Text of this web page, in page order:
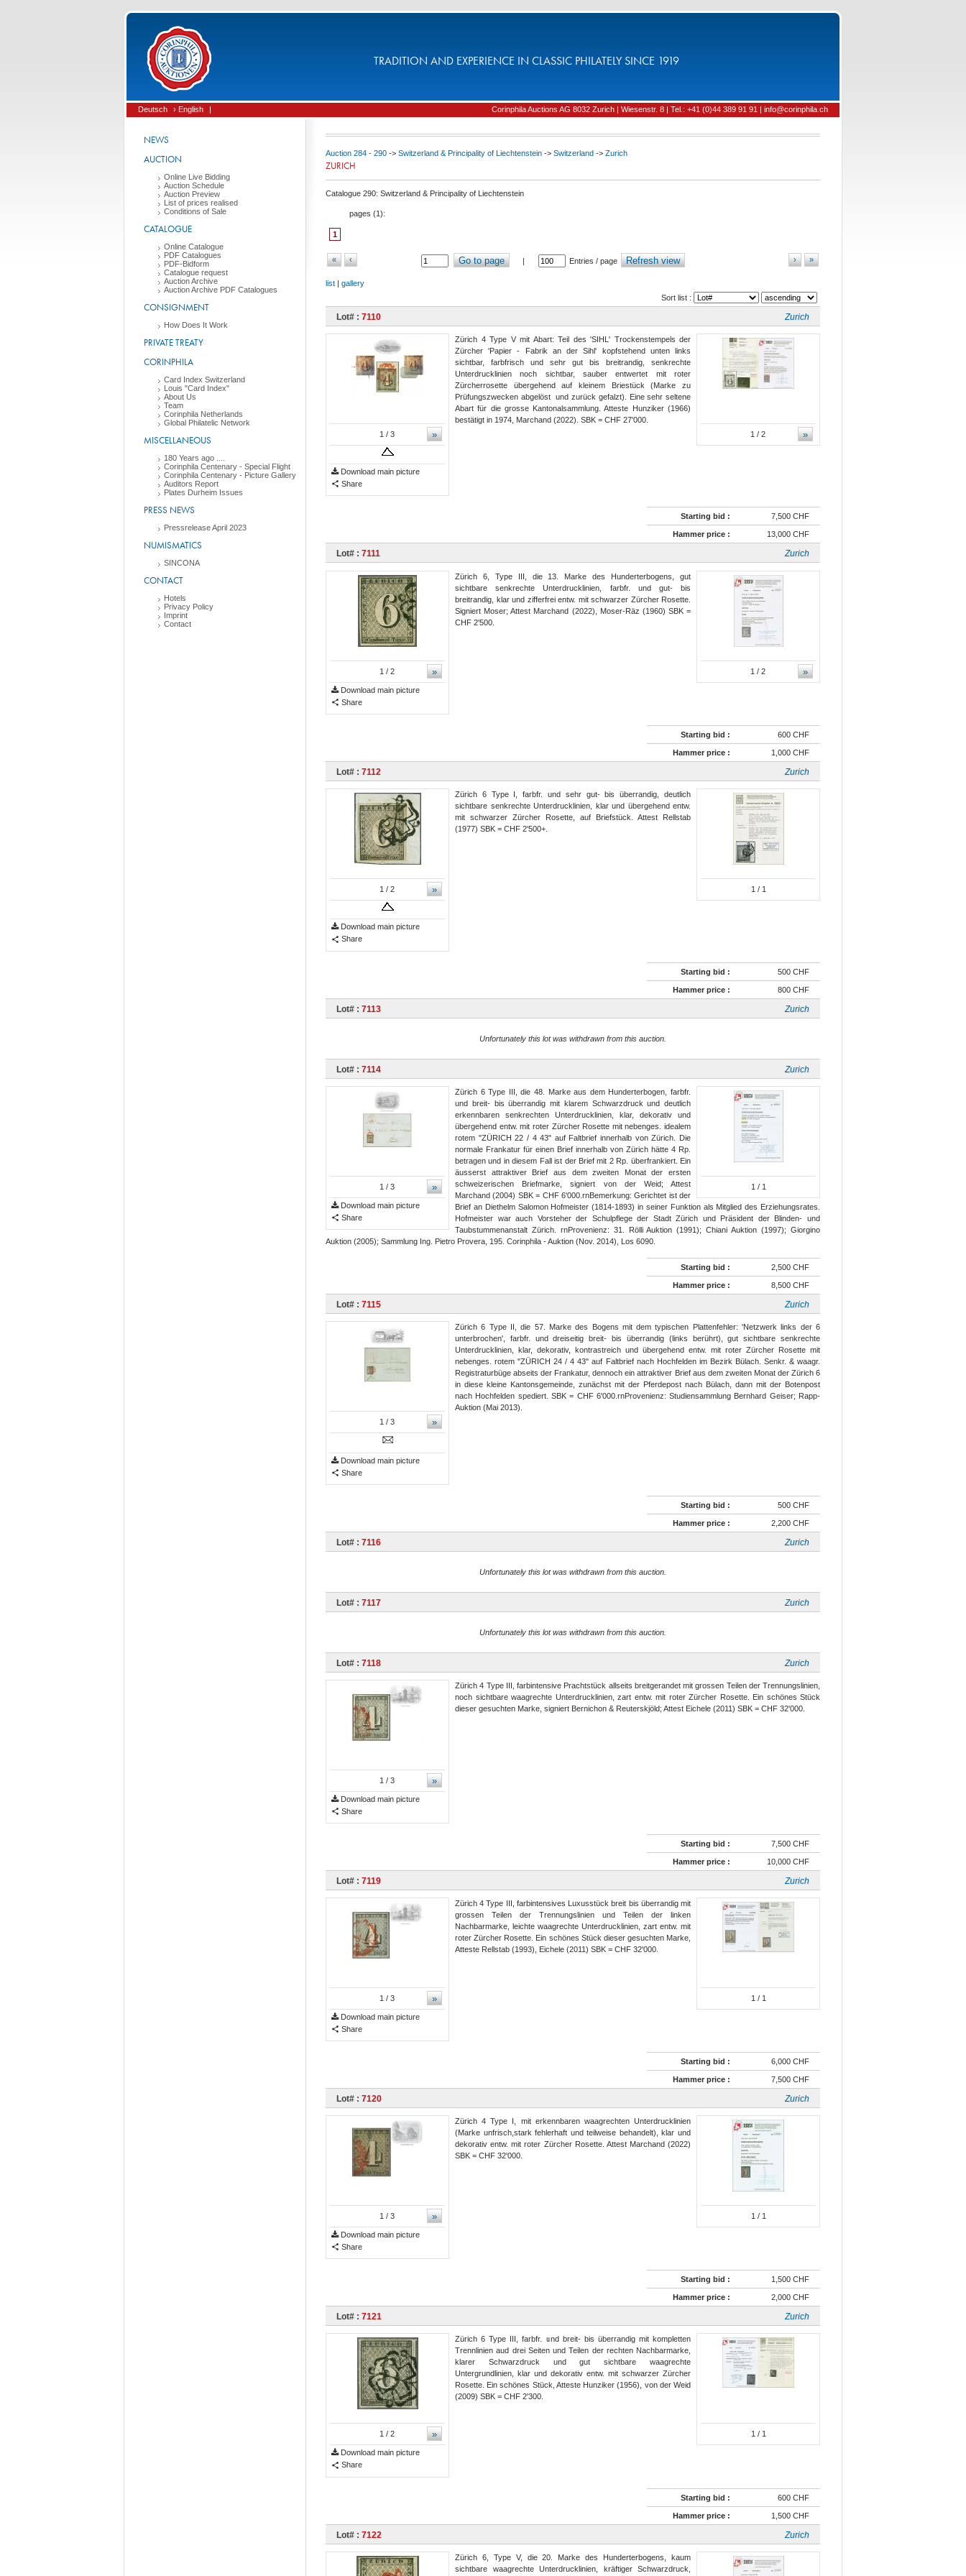
TRADITION AND EXPERIENCE IN CLASSIC PHILATELY SINCE 1919
Deutsch › English | Corinphila Auctions AG 8032 Zurich | Wiesenstr. 8 | Tel.: +41 (0)44 389 91 91 | info@corinphila.ch
NEWS
AUCTION
Online Live Bidding
Auction Schedule
Auction Preview
List of prices realised
Conditions of Sale
CATALOGUE
Online Catalogue
PDF Catalogues
PDF-Bidform
Catalogue request
Auction Archive
Auction Archive PDF Catalogues
CONSIGNMENT
How Does It Work
PRIVATE TREATY
CORINPHILA
Card Index Switzerland
Louis "Card Index"
About Us
Team
Corinphila Netherlands
Global Philatelic Network
MISCELLANEOUS
180 Years ago ....
Corinphila Centenary - Special Flight
Corinphila Centenary - Picture Gallery
Auditors Report
Plates Durheim Issues
PRESS NEWS
Pressrelease April 2023
NUMISMATICS
SINCONA
CONTACT
Hotels
Privacy Policy
Imprint
Contact
Auction 284 - 290 -> Switzerland & Principality of Liechtenstein -> Switzerland -> Zurich
ZURICH
Catalogue 290: Switzerland & Principality of Liechtenstein
pages (1):
1
« ‹ Go to page | Entries / page Refresh view »
›
list | gallery
Sort list :
Lot# : 7110 Zurich
»
1 / 3
Download main picture
Share
»
1 / 2
Zürich 4 Type V mit Abart: Teil des 'SIHL' Trockenstempels der
Zürcher 'Papier - Fabrik an der Sihl' kopfstehend unten links
sichtbar, farbfrisch und sehr gut bis breitrandig, senkrechte
Unterdrucklinien noch sichtbar, sauber entwertet mit roter
Zürcherrosette übergehend auf kleinem Briestück (Marke zu
Prüfungszwecken abgelöst und zurück gefalzt). Eine sehr seltene
Abart für die grosse Kantonalsammlung. Atteste Hunziker (1966)
bestätigt in 1974, Marchand (2022). SBK = CHF 27'000.
Starting bid : 7,500 CHF
Hammer price : 13,000 CHF
Lot# : 7111 Zurich
»
1 / 2
Download main picture
Share
»
1 / 2
Zürich 6, Type III, die 13. Marke des Hunderterbogens, gut
sichtbare senkrechte Unterdrucklinien, farbfr. und gut- bis
breitrandig, klar und zifferfrei entw. mit schwarzer Zürcher Rosette.
Signiert Moser; Attest Marchand (2022), Moser-Räz (1960) SBK =
CHF 2'500.
Starting bid : 600 CHF
Hammer price : 1,000 CHF
Lot# : 7112 Zurich
»
1 / 2
Download main picture
Share
1 / 1
Zürich 6 Type I, farbfr. und sehr gut- bis überrandig, deutlich
sichtbare senkrechte Unterdrucklinien, klar und übergehend entw.
mit schwarzer Zürcher Rosette, auf Briefstück. Attest Rellstab
(1977) SBK = CHF 2'500+.
Starting bid : 500 CHF
Hammer price : 800 CHF
Lot# : 7113 Zurich
Unfortunately this lot was withdrawn from this auction.
Lot# : 7114 Zurich
»
1 / 3
Download main picture
Share
1 / 1
Zürich 6 Type III, die 48. Marke aus dem Hunderterbogen, farbfr.
und breit- bis überrandig mit klarem Schwarzdruck und deutlich
erkennbaren senkrechten Unterdrucklinien, klar, dekorativ und
übergehend entw. mit roter Zürcher Rosette mit nebenges. idealem
rotem "ZÜRICH 22 / 4 43" auf Faltbrief innerhalb von Zürich. Die
normale Frankatur für einen Brief innerhalb von Zürich hätte 4 Rp.
betragen und in diesem Fall ist der Brief mit 2 Rp. überfrankiert. Ein
äusserst attraktiver Brief aus dem zweiten Monat der ersten
schweizerischen Briefmarke, signiert von der Weid; Attest
Marchand (2004) SBK = CHF 6'000.rnBemerkung: Gerichtet ist der
Brief an Diethelm Salomon Hofmeister (1814-1893) in seiner Funktion als Mitglied des Erziehungsrates.
Hofmeister war auch Vorsteher der Schulpflege der Stadt Zürich und Präsident der Blinden- und
Taubstummenanstalt Zürich. rnProvenienz: 31. Rölli Auktion (1991); Chiani Auktion (1997); Giorgino
Auktion (2005); Sammlung Ing. Pietro Provera, 195. Corinphila - Auktion (Nov. 2014), Los 6090.
Starting bid : 2,500 CHF
Hammer price : 8,500 CHF
Lot# : 7115 Zurich
»
1 / 3
Download main picture
Share
Zürich 6 Type II, die 57. Marke des Bogens mit dem typischen Plattenfehler: 'Netzwerk links der 6
unterbrochen', farbfr. und dreiseitig breit- bis überrandig (links berührt), gut sichtbare senkrechte
Unterdrucklinien, klar, dekorativ, kontrastreich und übergehend entw. mit roter Zürcher Rosette mit
nebenges. rotem "ZÜRICH 24 / 4 43" auf Faltbrief nach Hochfelden im Bezirk Bülach. Senkr. & waagr.
Registraturbüge abseits der Frankatur, dennoch ein attraktiver Brief aus dem zweiten Monat der Zürich 6
in diese kleine Kantonsgemeinde, zunächst mit der Pferdepost nach Bülach, dann mit der Botenpost
nach Hochfelden spediert. SBK = CHF 6'000.rnProvenienz: Studiensammlung Bernhard Geiser; Rapp-
Auktion (Mai 2013).
Starting bid : 500 CHF
Hammer price : 2,200 CHF
Lot# : 7116 Zurich
Unfortunately this lot was withdrawn from this auction.
Lot# : 7117 Zurich
Unfortunately this lot was withdrawn from this auction.
Lot# : 7118 Zurich
»
1 / 3
Download main picture
Share
Zürich 4 Type III, farbintensive Prachtstück allseits breitgerandet mit grossen Teilen der Trennungslinien,
noch sichtbare waagrechte Unterdrucklinien, zart entw. mit roter Zürcher Rosette. Ein schönes Stück
dieser gesuchten Marke, signiert Bernichon & Reuterskjöld; Attest Eichele (2011) SBK = CHF 32'000.
Starting bid : 7,500 CHF
Hammer price : 10,000 CHF
Lot# : 7119 Zurich
»
1 / 3
Download main picture
Share
1 / 1
Zürich 4 Type III, farbintensives Luxusstück breit bis überrandig mit
grossen Teilen der Trennungslinien und Teilen der linken
Nachbarmarke, leichte waagrechte Unterdrucklinien, zart entw. mit
roter Zürcher Rosette. Ein schönes Stück dieser gesuchten Marke,
Atteste Rellstab (1993), Eichele (2011) SBK = CHF 32'000.
Starting bid : 6,000 CHF
Hammer price : 7,500 CHF
Lot# : 7120 Zurich
»
1 / 3
Download main picture
Share
1 / 1
Zürich 4 Type I, mit erkennbaren waagrechten Unterdrucklinien
(Marke unfrisch,stark fehlerhaft und teilweise behandelt), klar und
dekorativ entw. mit roter Zürcher Rosette. Attest Marchand (2022)
SBK = CHF 32'000.
Starting bid : 1,500 CHF
Hammer price : 2,000 CHF
Lot# : 7121 Zurich
»
1 / 2
Download main picture
Share
1 / 1
Zürich 6 Type III, farbfr. und breit- bis überrandig mit kompletten
Trennlinien aud drei Seiten und Teilen der rechten Nachbarmarke,
klarer Schwarzdruck und gut sichtbare waagrechte
Untergrundlinien, klar und dekorativ entw. mit schwarzer Zürcher
Rosette. Ein schönes Stück, Atteste Hunziker (1956), von der Weid
(2009) SBK = CHF 2'300.
Starting bid : 600 CHF
Hammer price : 1,500 CHF
Lot# : 7122 Zurich
Zürich 6, Type V, die 20. Marke des Hunderterbogens, kaum
sichtbare waagrechte Unterdrucklinien, kräftiger Schwarzdruck,